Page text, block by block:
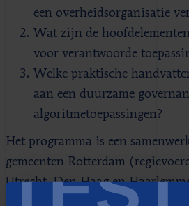
TEST
een overheidsorganisatie
Wat zijn de
voor verantwoorde
Welke praktische
aan een duurzame
algoritmetoepassingen?
Het programma is een
gemeenten Rotterdam
Utrecht, Den Haag en
Zuid-Holland, Noord-Brabant